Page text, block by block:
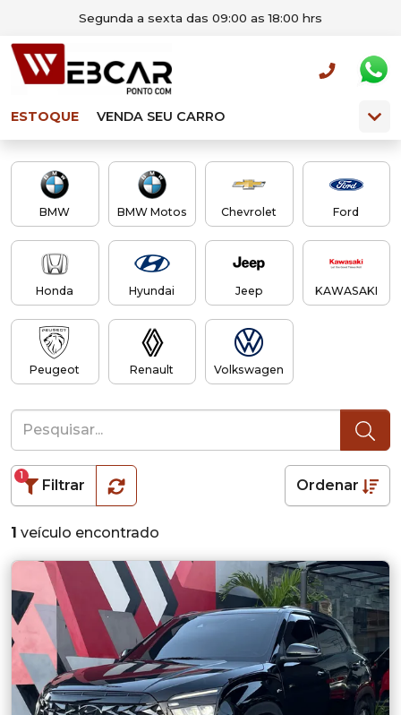
Segunda a sexta das 09:00 as 18:00 hrs
ESTOQUE VENDA SEU CARRO
BMW BMW Motos Chevrolet Ford
Honda Hyundai Jeep KAWASAKI
Peugeot Renault Volkswagen
Filtrar
1
Ordenar
1 veículo encontrado